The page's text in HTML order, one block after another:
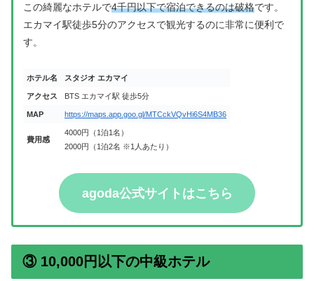
この綺麗なホテルで4千円以下で宿泊できるのは破格です。
エカマイ駅徒歩5分のアクセスで観光するのに非常に便利で
す。
ホテル名 スタジオ エカマイ
アクセス BTS エカマイ駅 徒歩5分
MAP https://maps.app.goo.gl/MTCckVQvHi6S4MB36
費用感
4000円（1泊1名）
2000円（1泊2名 ※1人あたり）
agoda公式サイトはこちら
③ 10,000円以下の中級ホテル